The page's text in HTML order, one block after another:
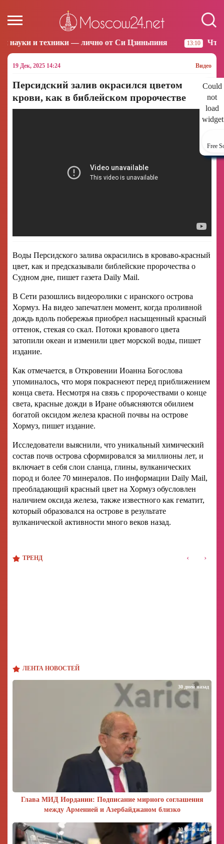
— лично от Си Цзиньпиня 13:10 Что произошло за
ЛЕНТА НОВОСТЕЙ
Глава МИД Иордании: Подписание мирного соглашения
между Арменией и Азербайджаном близко
30 дней назад
30 дней назад
19 Дек, 2025 14:24 Видео
Could
not
load
Free
Персидский залив окрасился цветом
крови, как в библейском пророчестве
Воды Персидского залива окрасились в кроваво-красный
цвет, как и предсказывали библейские пророчества о
Судном дне, пишет газета Daily Mail.
В Сети разошлись видеоролики с иранского острова
Хормуз. На видео запечатлен момент, когда проливной
дождь вдоль побережья приобрел насыщенный красный
оттенок, стекая со скал. Потоки кровавого цвета
затопили океан и изменили цвет морской воды, пишет
издание.
Как отмечается, в Откровении Иоанна Богослова
упоминалось, что моря покраснеют перед приближением
конца света. Несмотря на связь с пророчествами о конце
света, красные дожди в Иране объясняются обилием
богатой оксидом железа красной почвы на острове
Хормуз, пишет издание.
Исследователи выяснили, что уникальный химический
состав почв острова сформировался за миллионы лет, и
включает в себя слои сланца, глины, вулканических
пород и более 70 минералов. По информации Daily Mail,
преобладающий красный цвет на Хормуз обусловлен
наличием оксида железа, также известного как гематит,
который образовался на острове в результате
вулканической активности много веков назад.
ТРЕНД ‹ ›